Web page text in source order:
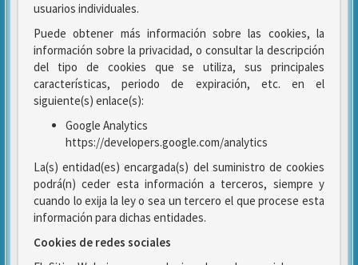
usuarios individuales.
Puede obtener más información sobre las cookies, la
información sobre la privacidad, o consultar la descripción
del tipo de cookies que se utiliza, sus principales
características, periodo de expiración, etc. en el
siguiente(s) enlace(s):
Google Analytics
https://developers.google.com/analytics
La(s) entidad(es) encargada(s) del suministro de cookies
podrá(n) ceder esta información a terceros, siempre y
cuando lo exija la ley o sea un tercero el que procese esta
información para dichas entidades.
Cookies de redes sociales